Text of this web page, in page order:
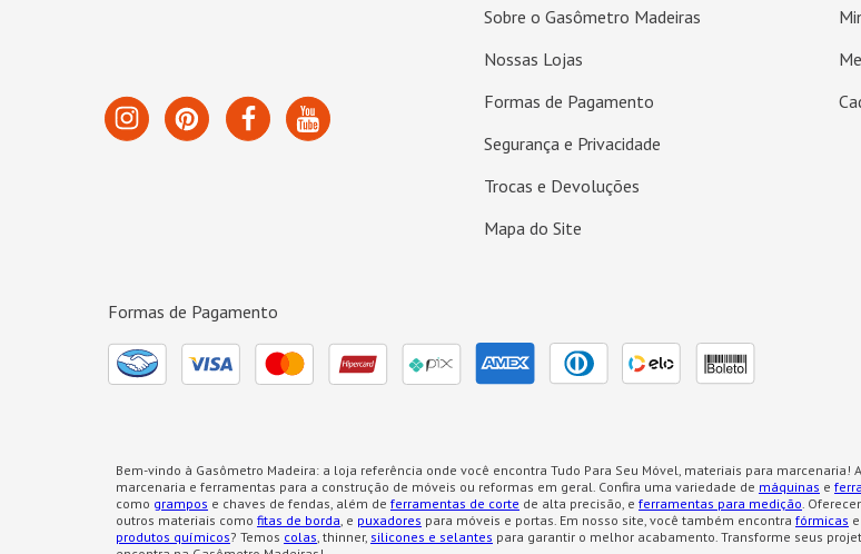
Sobre o Gasômetro Madeiras
Nossas Lojas
Formas de Pagamento
Segurança e Privacidade
Trocas e Devoluções
Mapa do Site
Formas de Pagamento
Bem-vindo à Gasômetro Madeira: a loja referência onde você encontra Tudo Para Seu Móvel, materiais para
marcenaria e ferramentas para a construção de móveis ou reformas em geral. Confira uma variedade de máquinas e
como grampos e chaves de fendas, além de ferramentas de corte de alta precisão, e ferramentas para medição.
outros materiais como fitas de borda, e puxadores para móveis e portas. Em nosso site, você também encontra fórmicas e
produtos químicos? Temos colas, thinner, silicones e selantes para garantir o melhor acabamento. Transforme seus